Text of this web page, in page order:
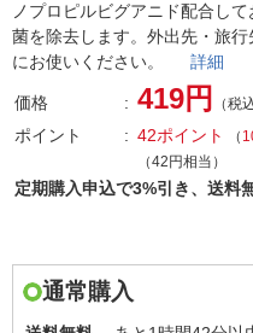
ノプロピルビグアニド配合し
菌を除去します。外出先・旅
にお使いください。 詳細
価格 419円 （税
ポイント 42ポイント （
（42円相当）
定期購入申込で3%引き、送
通常購入